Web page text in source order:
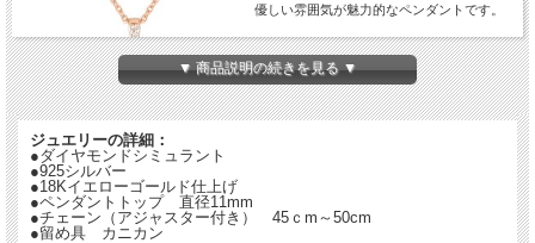
優しい雰囲気が魅力的なペンダントです。
高い技術のマイクロパヴェセッティングは
繊細で上品な印象です。
大人の女性にさりげなく楽しんでいただき
たい
▼ 商品説明の続きを見る ▼
ジュエリーの詳細：
●ダイヤモンドシミュラント
●925シルバー
●18Kイエローゴールド仕上げ
●ペンダントトップ 直径11mm
●チェーン（アジャスター付き） 45ｃm～50cm
●留め具 カニカン